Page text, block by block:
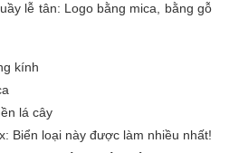
lễ tân: Logo bằng mica, bằng gỗ
kính
lá cây
Biển loại này được làm nhiều nhất!